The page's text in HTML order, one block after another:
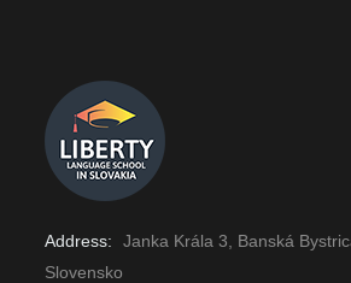
Address:
Janka Krála 3, Banská
Slovensko